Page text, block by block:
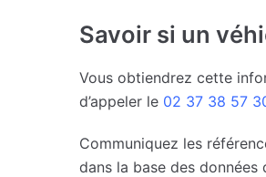
Savoir si un
Vous obtiendrez cette
d’appeler le 02 37 38 57
Communiquez les
dans la base des données